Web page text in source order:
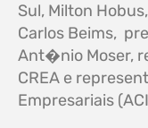
Sul, Milton
Carlos Beims,
Ant�nio Moser,
CREA e
Empresariais